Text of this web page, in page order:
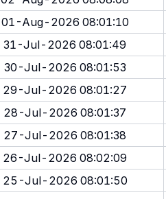
01-Aug-2026 08:01:10
31-Jul-2026 08:01:49
30-Jul-2026 08:01:53
29-Jul-2026 08:01:27
28-Jul-2026 08:01:37
27-Jul-2026 08:01:38
26-Jul-2026 08:02:09
25-Jul-2026 08:01:50